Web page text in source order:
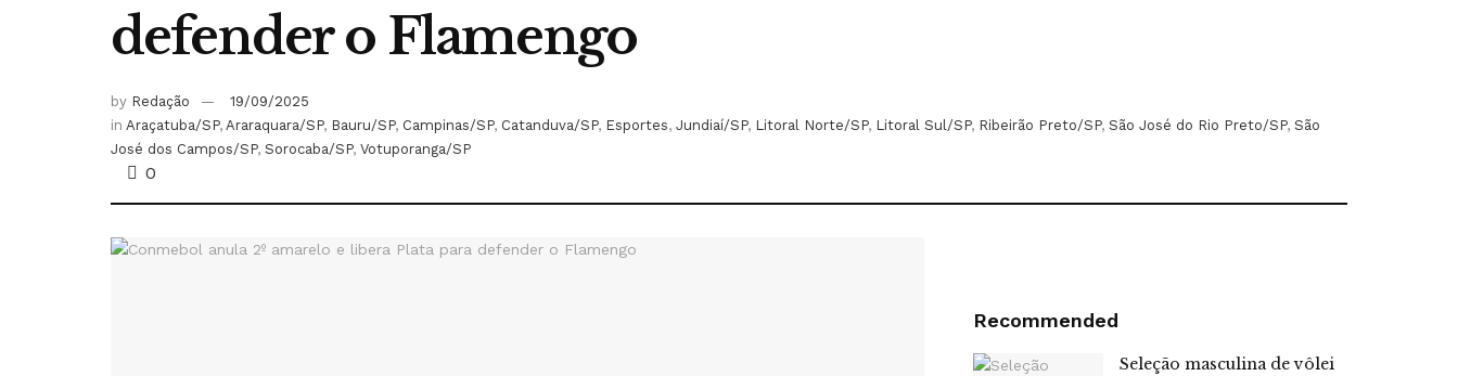
defender o Flamengo
by Redação
19/09/2025
in Araçatuba/SP, Araraquara/SP, Bauru/SP, Campinas/SP, Catanduva/SP, Esportes, Jundiaí/SP, Litoral Norte/SP, Litoral Sul/SP, Ribeirão Preto/SP, São José do Rio Preto/SP, São
José dos Campos/SP, Sorocaba/SP, Votuporanga/SP
0
Recommended
Seleção masculina de vôlei